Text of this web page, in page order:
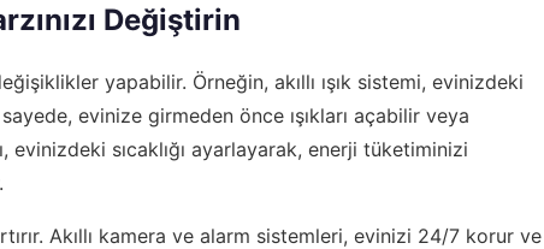
Değiştirin
yapabilir. Örneğin, akıllı ışık sistemi, evinizdeki
evinize girmeden önce ışıkları açabilir veya
evinizdeki sıcaklığı ayarlayarak, enerji tüketiminizi
Akıllı kamera ve alarm sistemleri, evinizi 24/7 korur ve